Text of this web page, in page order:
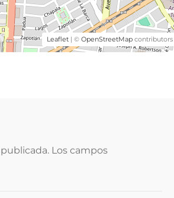
Leaflet| © OpenStreetMapcontributors
Los campos